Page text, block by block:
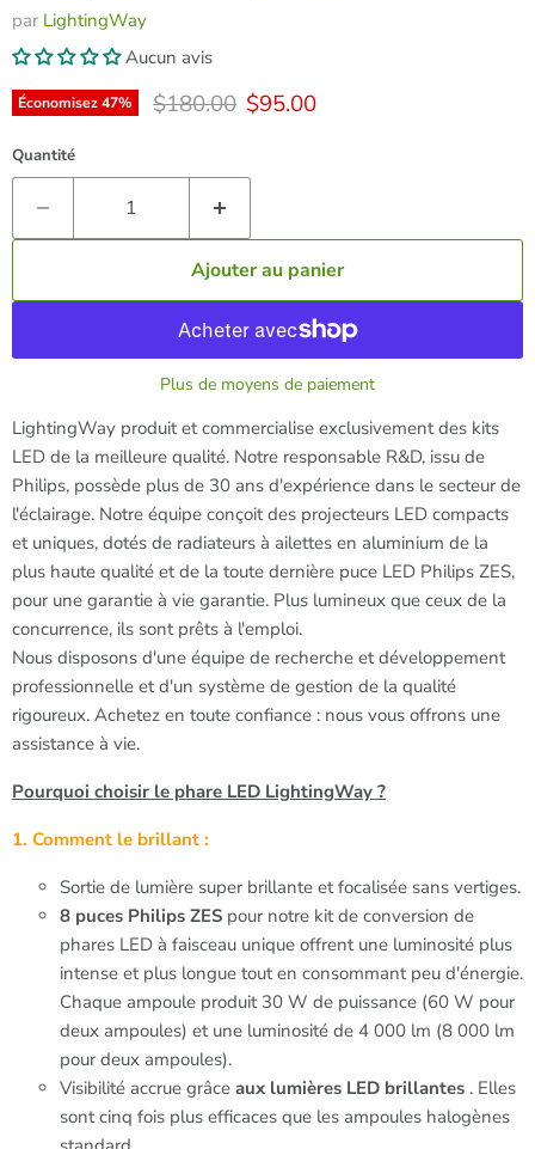
par LightingWay
Aucun avis
Économisez47% Prix d'origine
$180.00 Prix actuel
$95.00
Quantité
Ajouter au panier
Plus de moyens de paiement
LightingWay produit et commercialise exclusivement des kits
LED de la meilleure qualité. Notre responsable R&D, issu de
Philips, possède plus de 30 ans d'expérience dans le secteur de
l'éclairage. Notre équipe conçoit des projecteurs LED compacts
et uniques, dotés de radiateurs à ailettes en aluminium de la
plus haute qualité et de la toute dernière puce LED Philips ZES,
pour une garantie à vie garantie. Plus lumineux que ceux de la
concurrence, ils sont prêts à l'emploi.
Nous disposons d'une équipe de recherche et développement
professionnelle et d'un système de gestion de la qualité
rigoureux. Achetez en toute confiance : nous vous offrons une
assistance à vie.
Pourquoi choisir le phare LED LightingWay ?
1. Comment le brillant :
Sortie de lumière super brillante et focalisée sans vertiges.
8 puces Philips ZES pour notre kit de conversion de
phares LED à faisceau unique offrent une luminosité plus
intense et plus longue tout en consommant peu d'énergie.
Chaque ampoule produit 30 W de puissance (60 W pour
deux ampoules) et une luminosité de 4 000 lm (8 000 lm
pour deux ampoules).
Visibilité accrue grâce aux lumières LED brillantes . Elles
sont cinq fois plus efficaces que les ampoules halogènes